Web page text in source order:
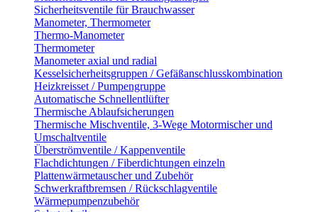
Sicherheitsventile für Brauchwasser
Manometer, Thermometer
Thermo-Manometer
Thermometer
Manometer axial und radial
Kesselsicherheitsgruppen / Gefäßanschlusskombination
Heizkreisset / Pumpengruppe
Automatische Schnellentlüfter
Thermische Ablaufsicherungen
Thermische Mischventile, 3-Wege Motormischer und
Umschaltventile
Überströmventile / Kappenventile
Flachdichtungen / Fiberdichtungen einzeln
Plattenwärmetauscher und Zubehör
Schwerkraftbremsen / Rückschlagventile
Wärmepumpenzubehör